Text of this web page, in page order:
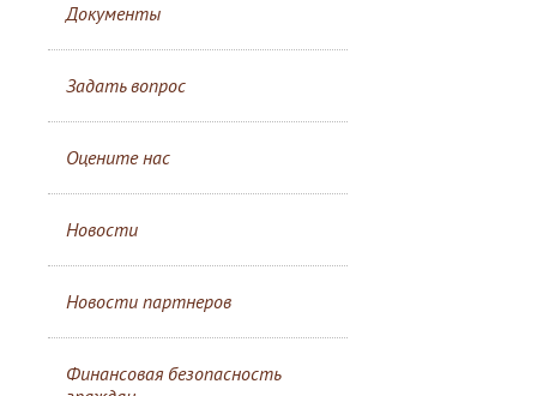
Документы
Задать вопрос
Оцените нас
Новости
Новости партнеров
Финансовая безопасность